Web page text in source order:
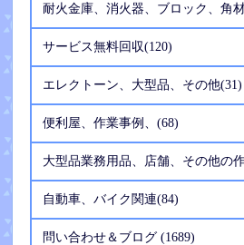
耐火金庫、消火器、ブロック、角
サービス無料回収(120)
エレクトーン、大型品、その他(31)
便利屋、作業事例、(68)
大型品業務用品、店舗、その他の
自動車、バイク関連(84)
問い合わせ＆ブログ (1689)